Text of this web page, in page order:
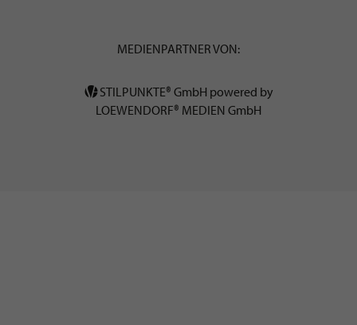
MEDIENPARTNER VON:
STILPUNKTE® GmbH powered by
LOEWENDORF® MEDIEN GmbH